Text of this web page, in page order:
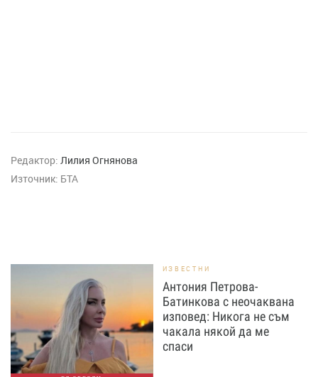
Редактор: Лилия Огнянова
Източник: БТА
ИЗВЕСТНИ
Антония Петрова-
Батинкова с неочаквана
изповед: Никога не съм
чакала някой да ме
спаси